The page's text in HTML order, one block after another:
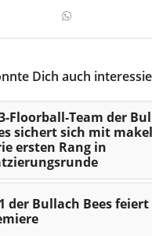
Dich auch
Floorball-Team der
sichert sich mit
ersten Rang in
der Bullach Bees feiert